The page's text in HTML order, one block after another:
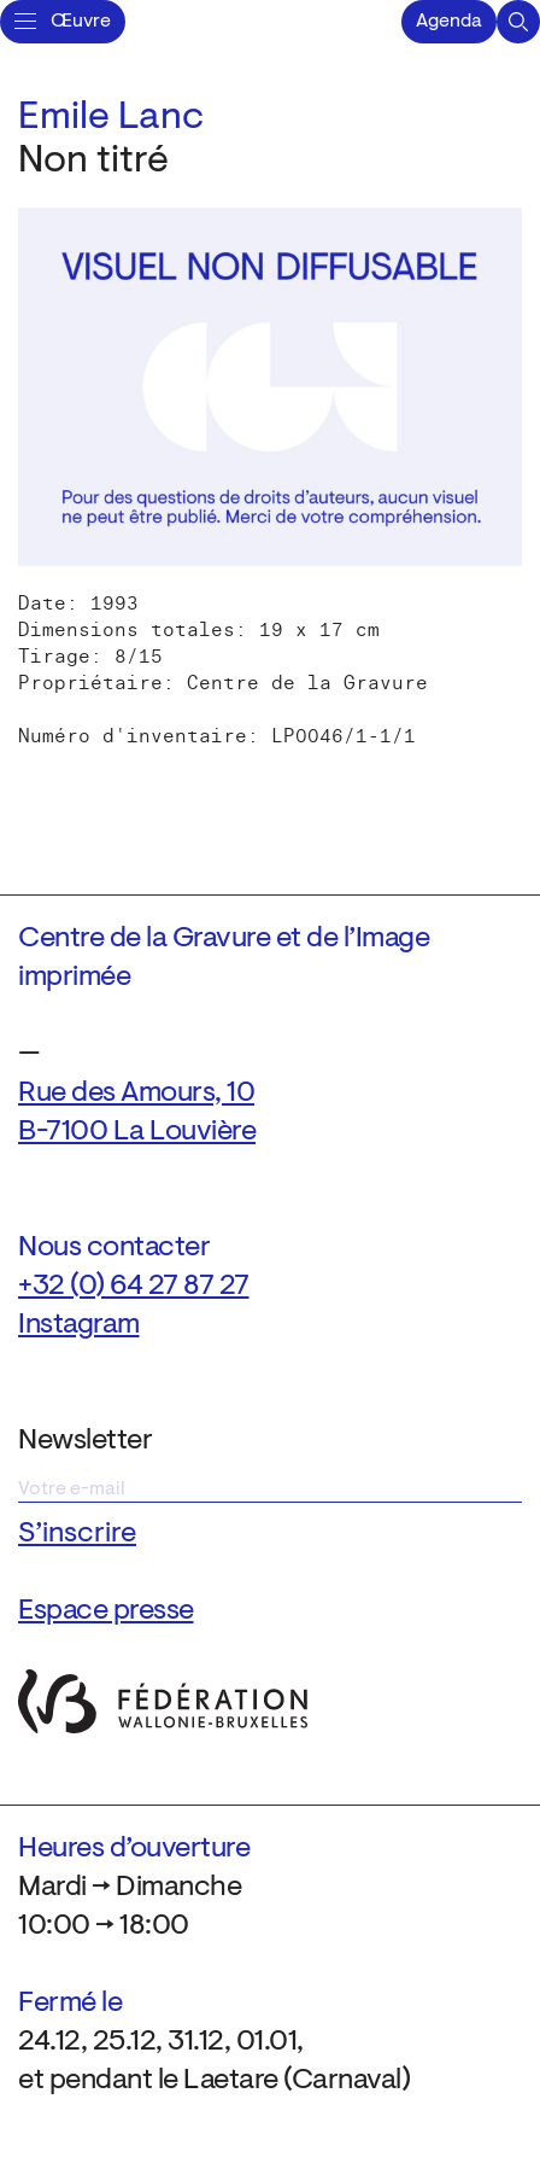
Œuvre Agenda
Emile Lanc
Non titré
Date: 1993
Dimensions totales: 19 x 17 cm
Tirage: 8/15
Propriétaire: Centre de la Gravure
Numéro d'inventaire: LP0046/1-1/1
Centre de la Gravure et de l’Image
imprimée
—
Rue des Amours, 10
B-7100 La Louvière
Nous contacter
+32 (0) 64 27 87 27
Instagram
Newsletter
Espace presse
Heures d’ouverture
Mardi → Dimanche
10:00 → 18:00
Fermé le
24.12, 25.12, 31.12, 01.01,
et pendant le Laetare (Carnaval)